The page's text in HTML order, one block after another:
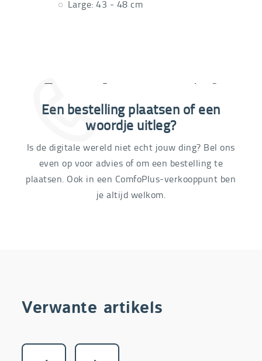
Large: 43 - 48 cm
03 292 21 60
Een bestelling plaatsen of een
woordje uitleg?
Is de digitale wereld niet echt jouw ding? Bel ons
even op voor advies of om een bestelling te
plaatsen. Ook in een ComfoPlus-verkooppunt ben
je altijd welkom.
Verwante artikels
Vorige Volgende